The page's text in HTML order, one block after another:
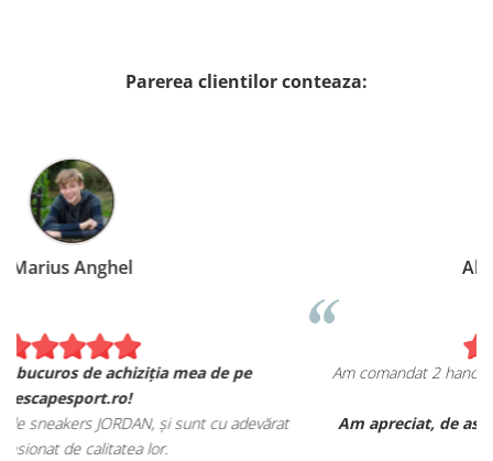
Parerea clientilor conteaza:
Sunt extrem de bucuros de achiziția mea de pe
Am comandat un pair de sneakers JORDAN, și sunt cu adevărat
impresionat de calitatea lor.